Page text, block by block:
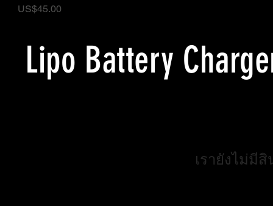
ราคา
US$45.00
Lipo Battery
เรายังไม่มี